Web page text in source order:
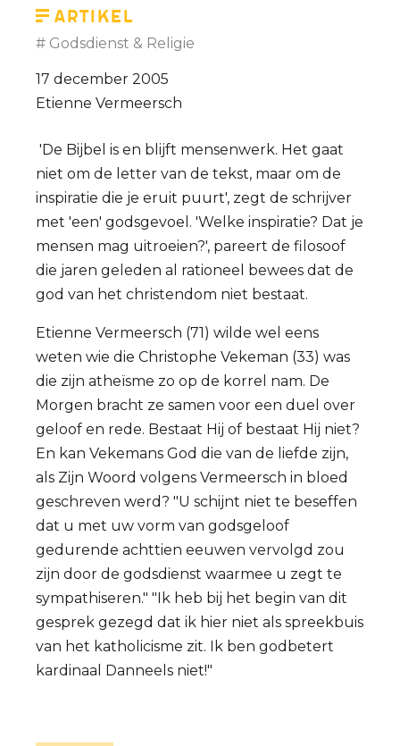
voor
asiel'
Artikel
Godsdienst & Religie
17 december 2005
Etienne Vermeersch
'De Bijbel is en blijft mensenwerk. Het gaat
niet om de letter van de tekst, maar om de
inspiratie die je eruit puurt', zegt de schrijver
met 'een' godsgevoel. 'Welke inspiratie? Dat je
mensen mag uitroeien?', pareert de filosoof
die jaren geleden al rationeel bewees dat de
god van het christendom niet bestaat.
Etienne Vermeersch (71) wilde wel eens
weten wie die Christophe Vekeman (33) was
die zijn atheïsme zo op de korrel nam. De
Morgen bracht ze samen voor een duel over
geloof en rede. Bestaat Hij of bestaat Hij niet?
En kan Vekemans God die van de liefde zijn,
als Zijn Woord volgens Vermeersch in bloed
geschreven werd? "U schijnt niet te beseffen
dat u met uw vorm van godsgeloof
gedurende achttien eeuwen vervolgd zou
zijn door de godsdienst waarmee u zegt te
sympathiseren." "Ik heb bij het begin van dit
gesprek gezegd dat ik hier niet als spreekbuis
van het katholicisme zit. Ik ben godbetert
kardinaal Danneels niet!"